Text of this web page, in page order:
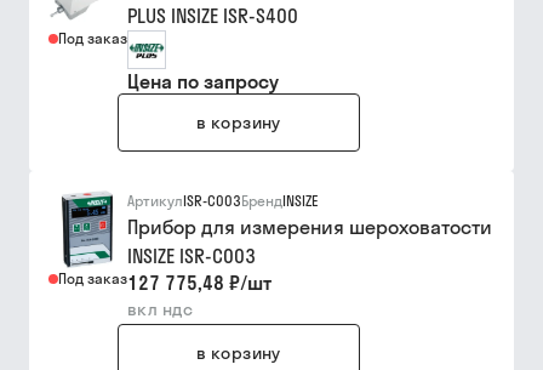
Под заказ
PLUS INSIZE ISR-S400
Цена по запросу
в корзину
Под заказ
АртикулISR-C003БрендINSIZE
Прибор для измерения шероховатости
INSIZE ISR-C003
127 775,48 ₽/шт
вкл ндс
в корзину